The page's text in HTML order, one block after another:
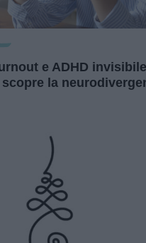
e ADHD
la